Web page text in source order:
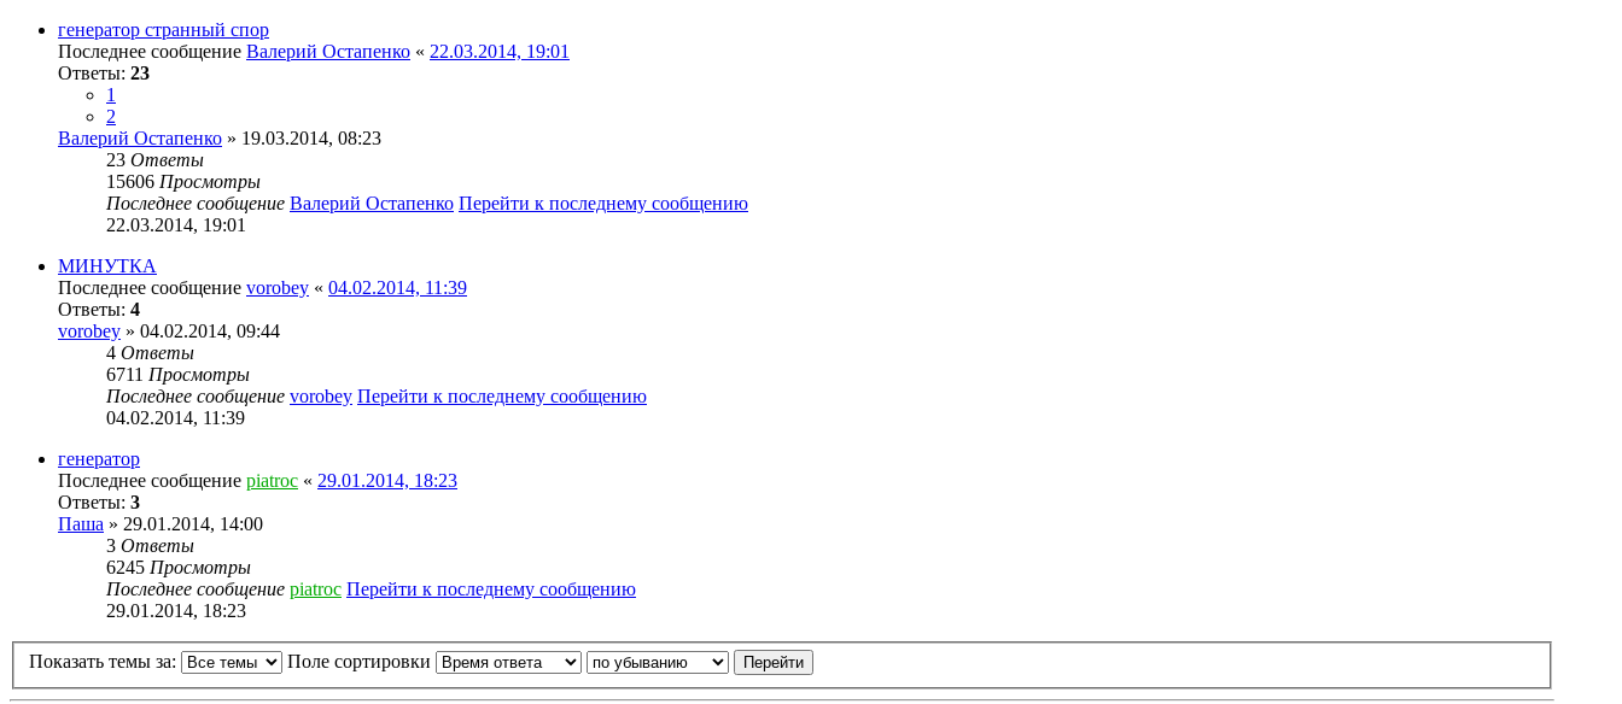
генератор странный спор
Последнее сообщение Валерий Остапенко « 22.03.2014, 19:01
Ответы: 23
1
2
Валерий Остапенко » 19.03.2014, 08:23
23 Ответы
15606 Просмотры
Последнее сообщение Валерий Остапенко Перейти к последнему сообщению
22.03.2014, 19:01
МИНУТКА
Последнее сообщение vorobey « 04.02.2014, 11:39
Ответы: 4
vorobey » 04.02.2014, 09:44
4 Ответы
6711 Просмотры
Последнее сообщение vorobey Перейти к последнему сообщению
04.02.2014, 11:39
генератор
Последнее сообщение piatroc « 29.01.2014, 18:23
Ответы: 3
Паша » 29.01.2014, 14:00
3 Ответы
6245 Просмотры
Последнее сообщение piatroc Перейти к последнему сообщению
29.01.2014, 18:23
Показать темы за: Поле сортировки